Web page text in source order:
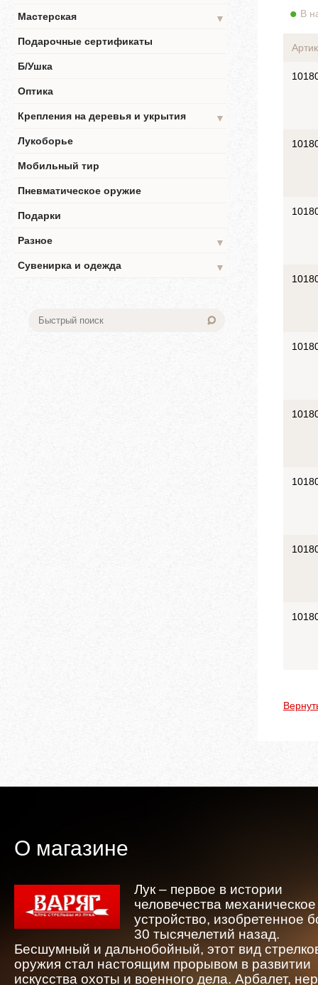
Мастерская
▼
Подарочные сертификаты
Б/Ушка
Оптика
Крепления на деревья и укрытия
▼
Лукоборье
Мобильный тир
Пневматическое оружие
Подарки
Разное
▼
Сувенирка и одежда
▼
В
О магазине
Лук – первое в истории
человечества механическое
устройство, изобретенное
30 тысячелетий назад.
Бесшумный и дальнобойный, этот вид
оружия стал настоящим прорывом в развитии
искусства охоты и военного дела. Арбалет,